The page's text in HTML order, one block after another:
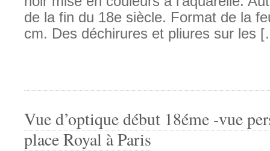
de la fin du 18e siècle. Format de la
cm. Des déchirures et pliures sur les
Vue d’optique début 18éme -vue
place Royal à Paris